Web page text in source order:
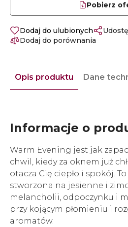
Pobierz
Dodaj do ulubionych
Dodaj do porównania
Opis produktu Dane
Informacje o
Warm Evening jest jak
chwil, kiedy za oknem już
otacza Cię ciepło i spokój.
stworzona na jesienne i
melancholii, odpoczynku i
przy kojącym płomieniu i
aromatów.